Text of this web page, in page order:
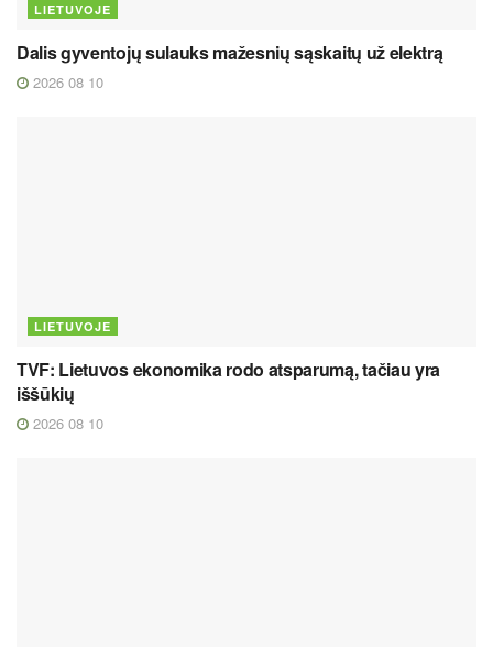
LIETUVOJE
Dalis gyventojų sulauks mažesnių sąskaitų už elektrą
2026 08 10
LIETUVOJE
TVF: Lietuvos ekonomika rodo atsparumą, tačiau yra
iššūkių
2026 08 10